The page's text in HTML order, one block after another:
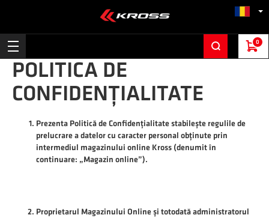
0
POLITICA DE
CONFIDENȚIALITATE
Prezenta Politică de Confidențialitate stabilește regulile de
prelucrare a datelor cu caracter personal obținute prin
intermediul magazinului online Kross (denumit în
continuare: „Magazin online”).
Proprietarul Magazinului Online și totodată administratorul